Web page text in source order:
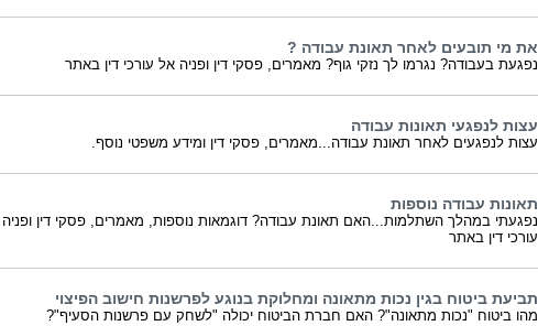
את מי תובעים לאחר תאונת עבודה ?
נפגעת בעבודה? נגרמו לך נזקי גוף? מאמרים, פסקי דין ופניה אל עורכי דין באתר
עצות לנפגעי תאונות עבודה
עצות לנפגעים לאחר תאונת עבודה...מאמרים, פסקי דין ומידע משפטי נוסף.
תאונות עבודה נוספות
נפגעתי במהלך השתלמות...האם תאונת עבודה? דוגמאות נוספות, מאמרים, פסקי דין
עורכי דין באתר
תביעת ביטוח בגין נכות מתאונה ומחלוקת בנוגע לפרשנות חישוב הפיצוי
מהו ביטוח "נכות מתאונה"? האם חברת הביטוח יכולה "לשחק עם פרשנות הסעיף"?